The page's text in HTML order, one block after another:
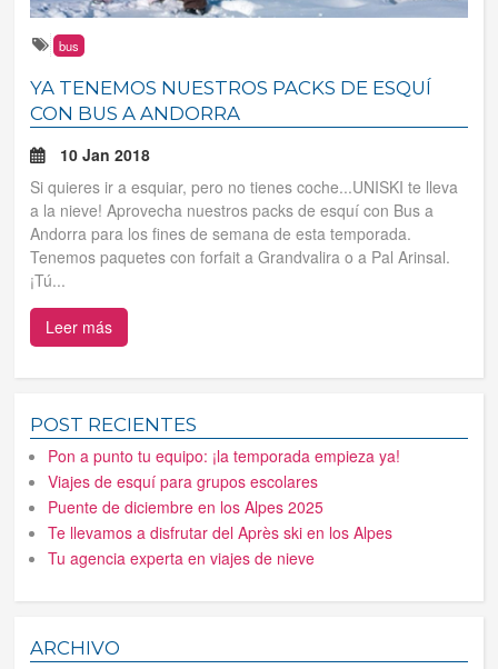
Tus reservas
Inicia sessión
Regístrate
bus
YA TENEMOS NUESTROS PACKS DE ESQUÍ
CON BUS A ANDORRA
10 Jan 2018
Si quieres ir a esquiar, pero no tienes coche...UNISKI te lleva
a la nieve! Aprovecha nuestros packs de esquí con Bus a
Andorra para los fines de semana de esta temporada.
Tenemos paquetes con forfait a Grandvalira o a Pal Arinsal.
¡Tú...
Leer más
POST RECIENTES
Pon a punto tu equipo: ¡la temporada empieza ya!
Viajes de esquí para grupos escolares
Puente de diciembre en los Alpes 2025
Te llevamos a disfrutar del Après ski en los Alpes
Tu agencia experta en viajes de nieve
ARCHIVO